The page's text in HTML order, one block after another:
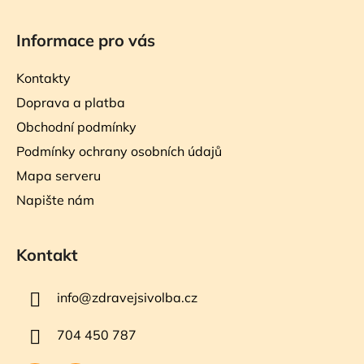
Informace pro vás
Kontakty
Doprava a platba
Obchodní podmínky
Podmínky ochrany osobních údajů
Mapa serveru
Napište nám
Kontakt
info@zdravejsivolba.cz
704 450 787